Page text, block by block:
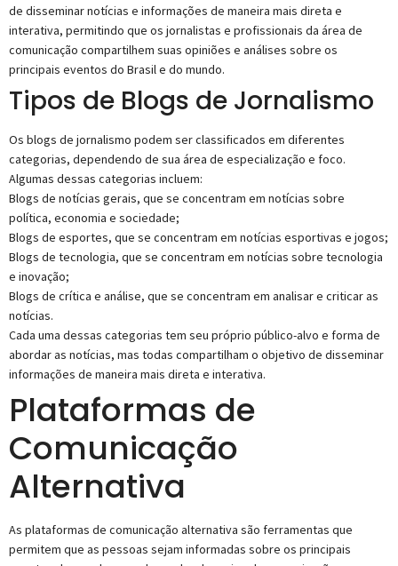
de disseminar notícias e informações de maneira mais direta e
interativa, permitindo que os jornalistas e profissionais da área de
comunicação compartilhem suas opiniões e análises sobre os
principais eventos do Brasil e do mundo.
Tipos de Blogs de Jornalismo
Os blogs de jornalismo podem ser classificados em diferentes
categorias, dependendo de sua área de especialização e foco.
Algumas dessas categorias incluem:
Blogs de notícias gerais, que se concentram em notícias sobre
política, economia e sociedade;
Blogs de esportes, que se concentram em notícias esportivas e jogos;
Blogs de tecnologia, que se concentram em notícias sobre tecnologia
e inovação;
Blogs de crítica e análise, que se concentram em analisar e criticar as
notícias.
Cada uma dessas categorias tem seu próprio público-alvo e forma de
abordar as notícias, mas todas compartilham o objetivo de disseminar
informações de maneira mais direta e interativa.
Plataformas de
Comunicação
Alternativa
As plataformas de comunicação alternativa são ferramentas que
permitem que as pessoas sejam informadas sobre os principais